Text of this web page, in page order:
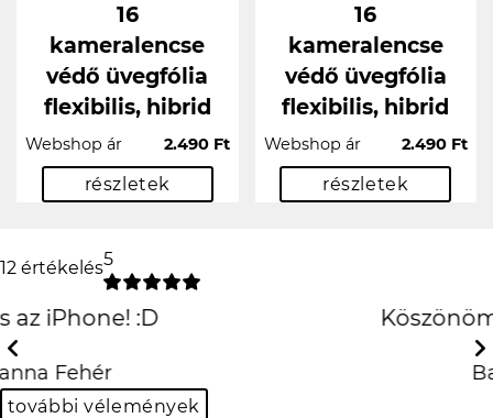
16
kameralencse
védő üvegfólia
flexibilis, hibrid
Webshop ár 2.490 Ft
részletek
16
kameralencse
védő üvegfólia
flexibilis, hibrid
Webshop ár 2.490 Ft
részletek
12 értékelés5
Köszönöm szépen király
Balázs Halász
Previous
további vélemények